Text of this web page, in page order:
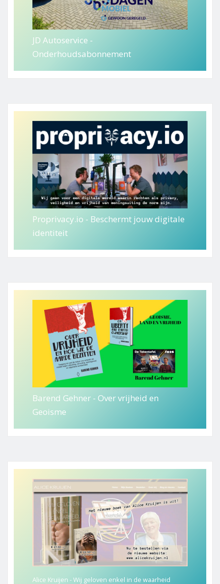
JD Autoservice -
Onderhoudsabonnement
Proprivacy.io - Beschermt jouw digitale
identiteit
Barend Gehner - Over vrijheid en
Geoisme
Alice Kruijen - Wij geloven enkel in de waarheid